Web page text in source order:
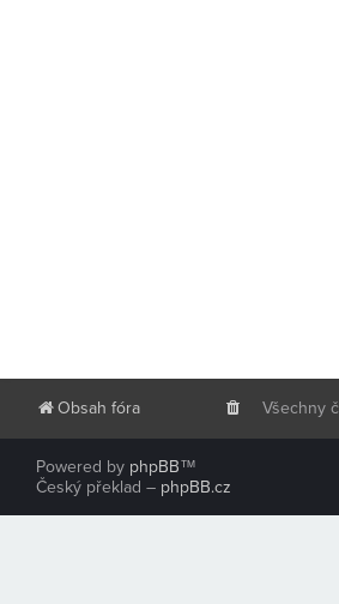
Obsah fóra Všechny
Powered by phpBB™
Český překlad – phpBB.cz